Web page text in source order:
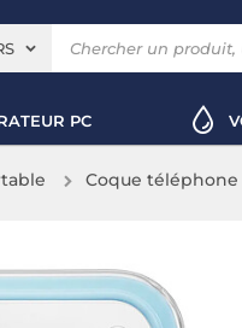
PC
Coque téléphone